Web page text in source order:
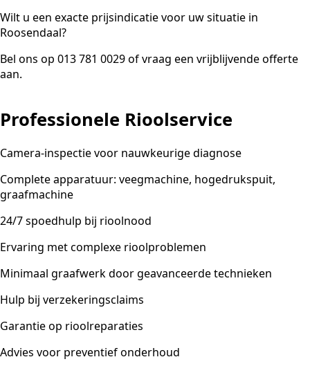
Wilt u een exacte prijsindicatie voor uw situatie in
Roosendaal?
Bel ons op 013 781 0029 of vraag een vrijblijvende offerte
aan.
Professionele Rioolservice
Camera-inspectie voor nauwkeurige diagnose
Complete apparatuur: veegmachine, hogedrukspuit,
graafmachine
24/7 spoedhulp bij rioolnood
Ervaring met complexe rioolproblemen
Minimaal graafwerk door geavanceerde technieken
Hulp bij verzekeringsclaims
Garantie op rioolreparaties
Advies voor preventief onderhoud